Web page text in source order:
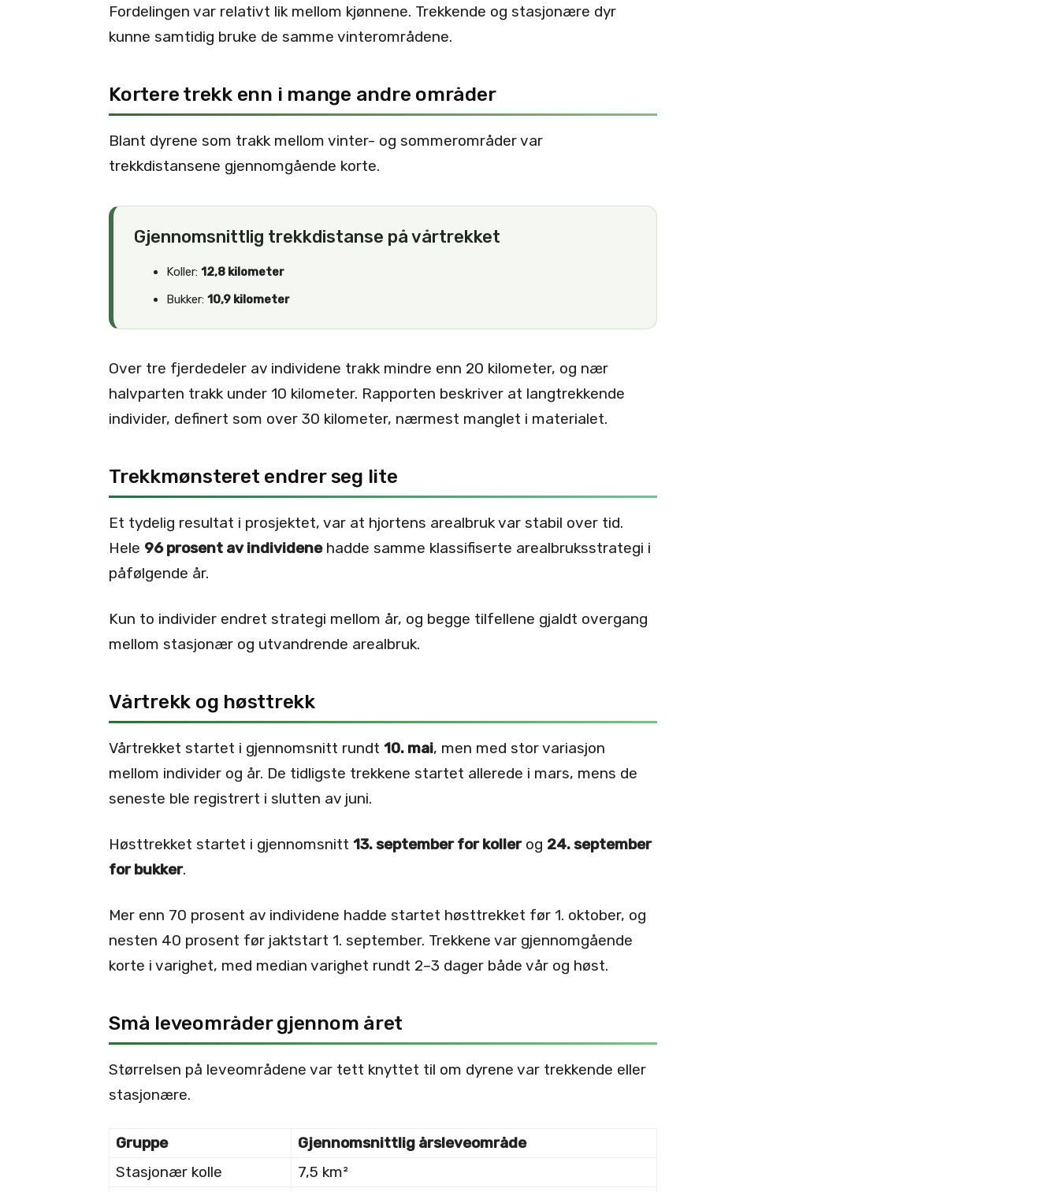
Fordelingen var relativt lik mellom kjønnene. Trekkende og stasjonære dyr
kunne samtidig bruke de samme vinterområdene.
Kortere trekk enn i mange andre områder
Blant dyrene som trakk mellom vinter- og sommerområder var
trekkdistansene gjennomgående korte.
Gjennomsnittlig trekkdistanse på vårtrekket
Koller: 12,8 kilometer
Bukker: 10,9 kilometer
Over tre fjerdedeler av individene trakk mindre enn 20 kilometer, og nær
halvparten trakk under 10 kilometer. Rapporten beskriver at langtrekkende
individer, definert som over 30 kilometer, nærmest manglet i materialet.
Trekkmønsteret endrer seg lite
Et tydelig resultat i prosjektet, var at hjortens arealbruk var stabil over tid.
Hele 96 prosent av individenehadde samme klassifiserte arealbruksstrategi i
påfølgende år.
Kun to individer endret strategi mellom år, og begge tilfellene gjaldt overgang
mellom stasjonær og utvandrende arealbruk.
Vårtrekk og høsttrekk
Vårtrekket startet i gjennomsnitt rundt 10. mai, men med stor variasjon
mellom individer og år. De tidligste trekkene startet allerede i mars, mens de
seneste ble registrert i slutten av juni.
Høsttrekket startet i gjennomsnitt 13. september for kollerog 24. september
for bukker.
Mer enn 70 prosent av individene hadde startet høsttrekket før 1. oktober, og
nesten 40 prosent før jaktstart 1. september. Trekkene var gjennomgående
korte i varighet, med median varighet rundt 2–3 dager både vår og høst.
Små leveområder gjennom året
Størrelsen på leveområdene var tett knyttet til om dyrene var trekkende eller
stasjonære.
Gruppe
Gjennomsnittlig årsleveområde
Stasjonær kolle
7,5 km²